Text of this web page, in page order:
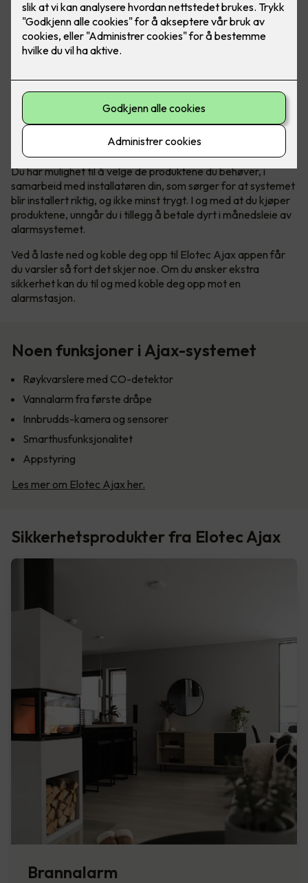
Teknologi fra Elotec redder liv
Elotec Ajax er et profesjonelt og trådløst sikkerhetssystem
som beskytter hjemmet ditt mot blant annet innbrudd, brann
og vannlekkasje - full trygghet for både deg og boligen din.
Du har mulighet til å velge de produktene du behøver, i
samarbeid med installatøren din, som sørger for at systemet
blir installert riktig, og ikke minst trygt. I og med at du kjøper
produktene, unngår du i tillegg å betale dyrt i månedsleie av
alarmsystemet.
Ved å laste ned og koble deg opp til Elotec Ajax appen får
du varsler så fort det skjer noe. Om du ønsker ekstra
sikkerhet kan du til og med koble deg opp mot en
alarmstasjon.
Noen funksjoner i Ajax-systemet
Røykvarslere med CO-detektor
Vannalarm fra første dråpe
Innbrudds-kamera og sensorer
Smarthusfunksjonalitet
Appstyring
Les mer om Elotec Ajax her.
Sikkerhetsprodukter fra Elotec Ajax
Brannalarm